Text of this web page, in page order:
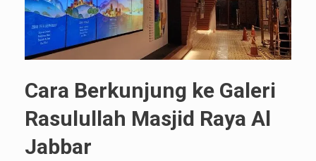
Cara Berkunjung ke Galeri
Rasulullah Masjid Raya Al
Jabbar